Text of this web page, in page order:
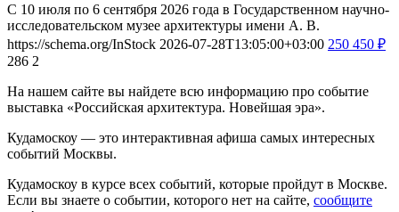
С 10 июля по 6 сентября 2026 года в Государственном научно-
исследовательском музее архитектуры имени А. В.
https://schema.org/InStock 2026-07-28T13:05:00+03:00 250 450 ₽
286 2
На нашем сайте вы найдете всю информацию про событие
выставка «Российская архитектура. Новейшая эра».
Кудамоскоу — это интерактивная афиша самых интересных
событий Москвы.
Кудамоскоу в курсе всех событий, которые пройдут в Москве.
Если вы знаете о событии, которого нет на сайте, сообщите